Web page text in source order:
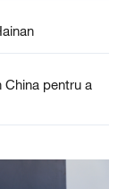
China pentru a